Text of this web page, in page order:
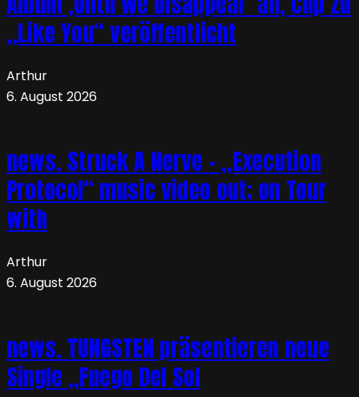
„Like You“ veröffentlicht
Arthur
6. August 2026
news. Struck A Nerve – „Execution
Protocol“ music video out; on Tour
with
Arthur
6. August 2026
news. TUNGSTEN präsentieren neue
Single „Fuego Del Sol